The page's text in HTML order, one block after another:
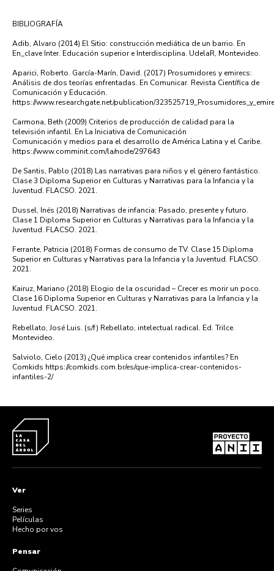
BIBLIOGRAFÍA
Adib, Alvaro (2014) El Sitio: construcción mediática de un barrio. En
En_clave Inter. Educación superior e Interdisciplina. UdelaR, Montevideo.
Aparici, Roberto. García-Marín, David. (2017) Prosumidores y emirecs:
Análisis de dos teorías enfrentadas. En Comunicar. Revista Científica de
Comunicación y Educación.
https://www.researchgate.net/publication/
Carmona, Beth (2009) Criterios de producción de calidad para la
televisión infantil. En La Iniciativa de Comunicación
Comunicación y medios para el desarrollo de América Latina y el Caribe.
https://www.comminit.com/la/node/297643
De Santis, Pablo (2018) Las narrativas para niños y el género fantástico.
Clase 3 Diploma Superior en Culturas y Narrativas para la Infancia y la
Juventud. FLACSO. 2021.
Dussel, Inés (2018) Narrativas de infancia: Pasado, presente y futuro.
Clase 1 Diploma Superior en Culturas y Narrativas para la Infancia y la
Juventud. FLACSO. 2021.
Ferrante, Patricia (2018) Formas de consumo de TV. Clase 15 Diploma
Superior en Culturas y Narrativas para la Infancia y la Juventud. FLACSO.
2021.
Kairuz, Mariano (2018) Elogio de la oscuridad – Crecer es morir un poco.
Clase 16 Diploma Superior en Culturas y Narrativas para la Infancia y la
Juventud. FLACSO. 2021.
Rebellato, José Luis. (s/f) Rebellato, intelectual radical. Ed. Trilce.
Montevideo.
Salviolo, Cielo (2013) ¿Qué implica crear contenidos infantiles? En
Comkids https://comkids.com.br/es/que-implica-crear-contenidos-
infantiles-2/
Ver
Series
Películas
Hecho por vos
Pensar